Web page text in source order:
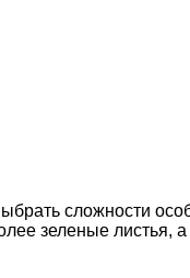
сложности
зеленые